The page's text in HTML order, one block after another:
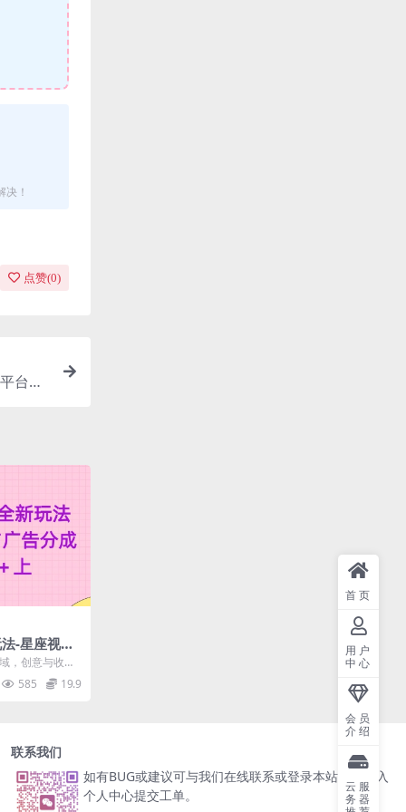
！
点赞(0)
台，
-星座视频
50+
，创意与收益
的火花。现
585 19.9
联系我们
如有BUG或建议可与我们在线联系或登录本站账号进入
个人中心提交工单。
首页
用户
中心
会员
介绍
云服
务器